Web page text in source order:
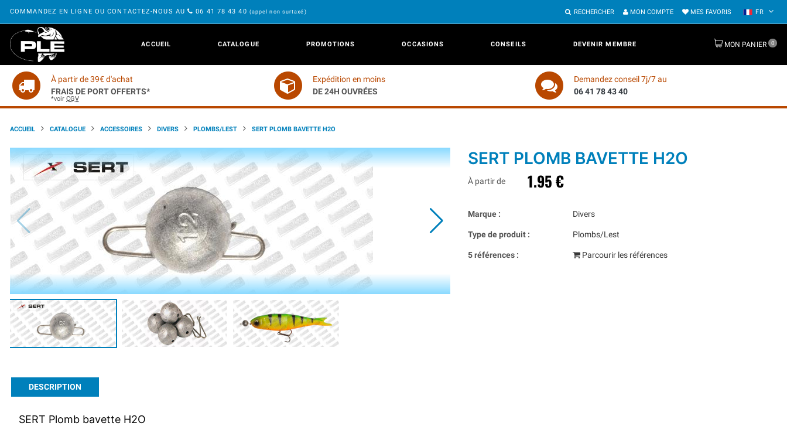
COMMANDEZ EN LIGNE OU CONTACTEZ-NOUS AU 06 41 78 43 40 (appel non surtaxé) RECHERCHER MON COMPTE MES FAVORIS FR
ACCUEIL CATALOGUE PROMOTIONS OCCASIONS CONSEILS DEVENIR MEMBRE MON PANIER 0
À partir de 39€ d'achat
FRAIS DE PORT OFFERTS*
*voir CGV
Expédition en moins
DE 24H OUVRÉES
Demandez conseil 7j/7 au
06 41 78 43 40
ACCUEIL CATALOGUE ACCESSOIRES DIVERS PLOMBS/LEST SERT PLOMB BAVETTE H2O
SERT PLOMB BAVETTE H2O
À partir de 1.95 €
Marque : Divers
Type de produit : Plombs/Lest
5 références : Parcourir les références
DESCRIPTION
SERT Plomb bavette H2O